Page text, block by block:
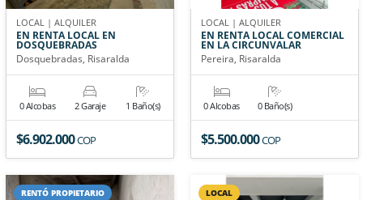
LOCAL | ALQUILER
EN RENTA LOCAL EN
DOSQUEBRADAS
Dosquebradas, Risaralda
0 Alcobas 2 Garaje 1 Baño(s)
$6.902.000COP
LOCAL | ALQUILER
EN RENTA LOCAL COMERCIAL
EN LA CIRCUNVALAR
Pereira, Risaralda
0 Alcobas 0 Baño(s)
$5.500.000COP
RENTÓ PROPIETARIO LOCAL